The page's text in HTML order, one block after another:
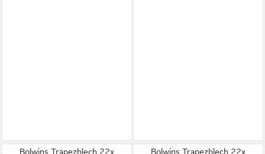
Bolwins Trapezblech 22x
Bolwins Trapezblech 22x